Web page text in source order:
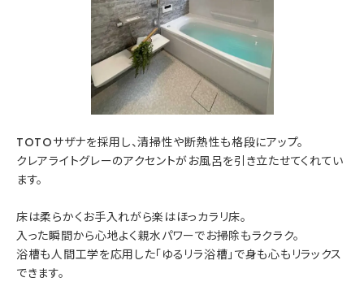
TOTOサザナを採用し、清掃性や断熱性も格段にアップ。
クレアライトグレーのアクセントがお風呂を引き立たせてくれてい
ます。
床は柔らかくお手入れがら楽はほっカラリ床。
入った瞬間から心地よく親水パワーでお掃除もラクラク。
浴槽も人間工学を応用した「ゆるリラ浴槽」で身も心もリラックス
できます。